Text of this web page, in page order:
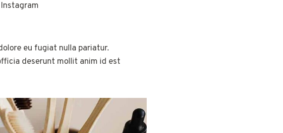
eu fugiat nulla pariatur.
deserunt mollit anim id est